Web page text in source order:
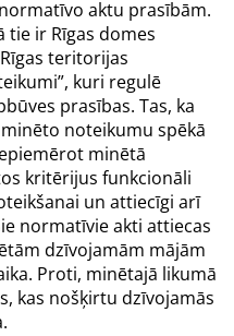
aktu prasībām.
tie ir Rīgas domes
teritorijas
kuri regulē
prasības. Tas, ka
noteikumu spēkā
minētā
kritērijus funkcionāli
un attiecīgi arī
normatīvie akti attiecas
dzīvojamām mājām
Proti, minētajā likumā
kas nošķirtu dzīvojamās